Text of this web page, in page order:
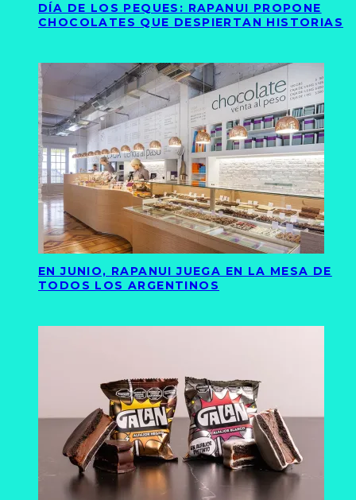
DÍA DE LOS PEQUES: RAPANUI PROPONE
CHOCOLATES QUE DESPIERTAN HISTORIAS
EN JUNIO, RAPANUI JUEGA EN LA MESA DE
TODOS LOS ARGENTINOS